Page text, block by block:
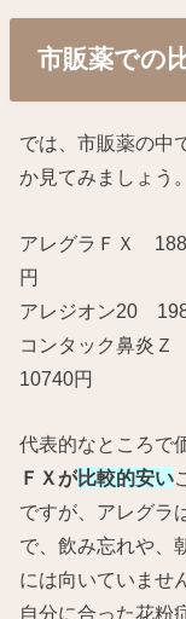
市販薬での
では、市販薬の中
か見てみましょう。
アレグラＦＸ
円
アレジオン20
コンタック鼻炎
10740円
代表的なところで
ＦＸが比較的安い
ですが、アレグラ
で、飲み忘れや、
には向いていませ
自分に合った花粉